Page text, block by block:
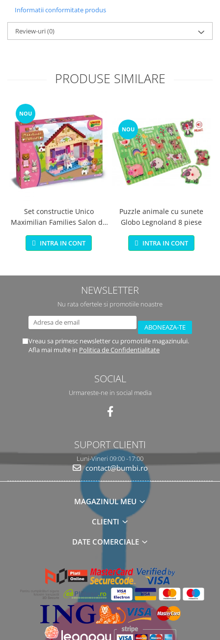
Informatii conformitate produs
Review-uri(0)
PRODUSE SIMILARE
NOU
Set constructie Unico
Maximilian Families Salon de
infrumusetare 80 piese
INTRA IN CONT
NOU
Puzzle animale cu sunete
Globo Legnoland 8 piese
INTRA IN CONT
NEWSLETTER
Nu rata ofertele si promotiile noastre
Vreau sa primesc newsletter cu promotiile magazinului.
Afla mai multe in Politica de Confidentialitate
SOCIAL
Urmareste-ne in social media
SUPORT CLIENTI
Luni-Vineri 09:00 -17:00
contact@bumbi.ro
MAGAZINUL MEU
CLIENTI
DATE COMERCIALE